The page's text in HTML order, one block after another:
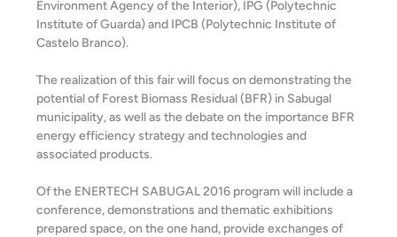
Environment Agency of the Interior), IPG (Polytechnic
Institute of Guarda) and IPCB (Polytechnic Institute of
Castelo Branco).
The realization of this fair will focus on demonstrating the
potential of Forest Biomass Residual (BFR) in Sabugal
municipality, as well as the debate on the importance BFR
energy efficiency strategy and technologies and
associated products.
Of the ENERTECH SABUGAL 2016 program will include a
conference, demonstrations and thematic exhibitions
prepared space, on the one hand, provide exchanges of